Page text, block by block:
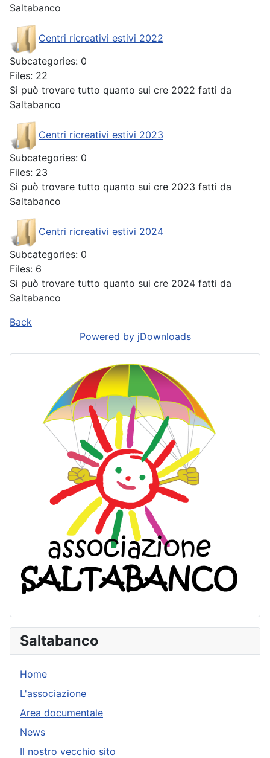
Saltabanco
Home
L'associazione
Area documentale
News
Il nostro vecchio sito
Saltabanco
Centri ricreativi estivi 2022
Subcategories: 0
Files: 22
Si può trovare tutto quanto sui cre 2022 fatti da
Saltabanco
Centri ricreativi estivi 2023
Subcategories: 0
Files: 23
Si può trovare tutto quanto sui cre 2023 fatti da
Saltabanco
Centri ricreativi estivi 2024
Subcategories: 0
Files: 6
Si può trovare tutto quanto sui cre 2024 fatti da
Saltabanco
Back
Powered by jDownloads